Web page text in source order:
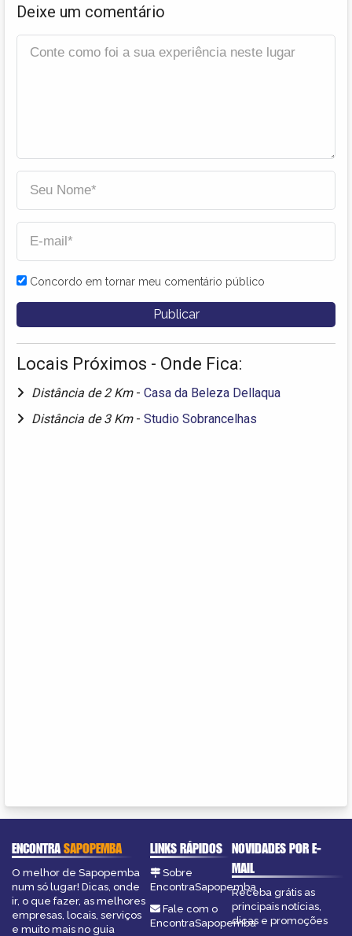
Deixe um comentário
Concordo em tornar meu comentário público
Locais Próximos - Onde Fica:
Distância de 2 Km - Casa da Beleza Dellaqua
Distância de 3 Km - Studio Sobrancelhas
ENCONTRASAPOPEMBA
O melhor de Sapopemba
num só lugar! Dicas, onde
ir, o que fazer, as melhores
empresas, locais, serviços
e muito mais no guia
LINKS RÁPIDOS
Sobre
EncontraSapopemba
Fale com o
EncontraSapopemba
NOVIDADES POR E-
MAIL
Receba grátis as
principais notícias,
dicas e promoções